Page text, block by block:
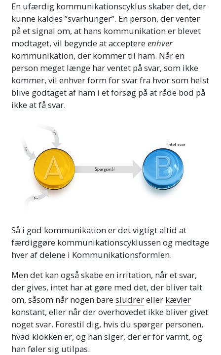
En ufærdig kommunikationscyklus skaber det, der
kunne kaldes ”svarhunger”. En person, der venter
på et signal om, at hans kommunikation er blevet
modtaget, vil begynde at acceptereenhver
kommunikation, der kommer til ham. Når en
person meget længe har ventet på svar, som ikke
kommer, vil enhver form for svar fra hvor som helst
blive godtaget af ham i et forsøg på at råde bod på
ikke at få svar.
Så i god kommunikation er det vigtigt altid at
færdiggøre kommunikationscyklussen og medtage
hver af delene i Kommunikationsformlen.
Men det kan også skabe en irritation, når et svar,
der gives, intet har at gøre med det, der bliver talt
om, såsom når nogen baresludrereller kævler
konstant, eller når der overhovedet ikke bliver givet
noget svar. Forestil dig, hvis du spørger personen,
hvad klokken er, og han siger, der er for varmt, og
han føler sig utilpas.